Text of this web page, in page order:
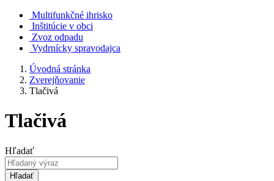
Multifunkčné ihrisko
Inštitúcie v obci
Zvoz odpadu
Vydrnícky spravodajca
Úvodná stránka
Zverejňovanie
Tlačivá
Tlačivá
Hľadať
Hľadať